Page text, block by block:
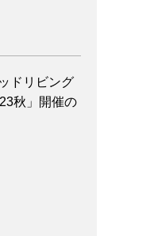
ドリビング
秋」開催の